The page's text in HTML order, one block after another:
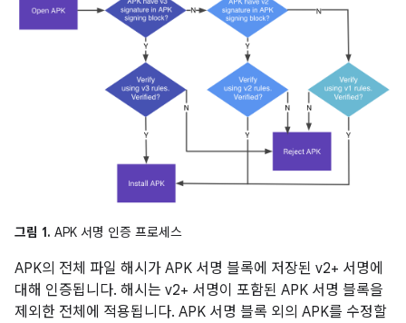
그림 1. APK 서명 인증 프로세스
APK의 전체 파일 해시가 APK 서명 블록에 저장된 v2+ 서명에
대해 인증됩니다. 해시는 v2+ 서명이 포함된 APK 서명 블록을
제외한 전체에 적용됩니다. APK 서명 블록 외의 APK를 수정할